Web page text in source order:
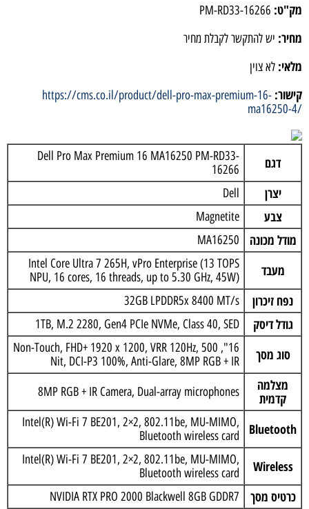
מק"ט: PM-RD33-16266
מחיר: יש להתקשר לקבלת מחיר
מלאי: לא צוין
קישור: https://cms.co.il/product/dell-pro-max-premium-16-
ma16250-4/
דגם
Dell Pro Max Premium 16 MA16250 PM-RD33-
16266
יצרן Dell
צבע Magnetite
מודל מכונה MA16250
מעבד
Intel Core Ultra 7 265H, vPro Enterprise (13 TOPS
NPU, 16 cores, 16 threads, up to 5.30 GHz, 45W)
נפח זיכרון 32GB LPDDR5x 8400 MT/s
גודל דיסק 1TB, M.2 2280, Gen4 PCIe NVMe, Class 40, SED
סוג מסך
16", Non-Touch, FHD+ 1920 x 1200, VRR 120Hz, 500
Nit, DCI-P3 100%, Anti-Glare, 8MP RGB + IR
מצלמה
קדמית
8MP RGB + IR Camera, Dual-array microphones
Bluetooth
Intel(R) Wi-Fi 7 BE201, 2×2, 802.11be, MU-MIMO,
Bluetooth wireless card
Wireless
Intel(R) Wi-Fi 7 BE201, 2×2, 802.11be, MU-MIMO,
Bluetooth wireless card
כרטיס מסך NVIDIA RTX PRO 2000 Blackwell 8GB GDDR7